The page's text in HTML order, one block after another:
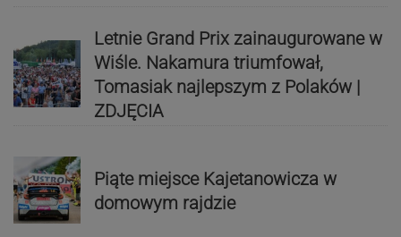
Letnie Grand Prix zainaugurowane w
Wiśle. Nakamura triumfował,
Tomasiak najlepszym z Polaków |
ZDJĘCIA
Piąte miejsce Kajetanowicza w
domowym rajdzie